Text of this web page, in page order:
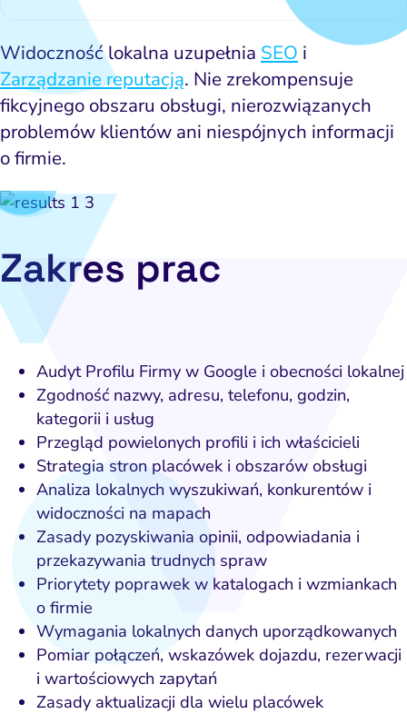
Widoczność lokalna uzupełnia SEO i
Zarządzanie reputacją. Nie zrekompensuje
fikcyjnego obszaru obsługi, nierozwiązanych
problemów klientów ani niespójnych informacji
o firmie.
Zakres prac
Audyt Profilu Firmy w Google i obecności lokalnej
Zgodność nazwy, adresu, telefonu, godzin,
kategorii i usług
Przegląd powielonych profili i ich właścicieli
Strategia stron placówek i obszarów obsługi
Analiza lokalnych wyszukiwań, konkurentów i
widoczności na mapach
Zasady pozyskiwania opinii, odpowiadania i
przekazywania trudnych spraw
Priorytety poprawek w katalogach i wzmiankach
o firmie
Wymagania lokalnych danych uporządkowanych
Pomiar połączeń, wskazówek dojazdu, rezerwacji
i wartościowych zapytań
Zasady aktualizacji dla wielu placówek